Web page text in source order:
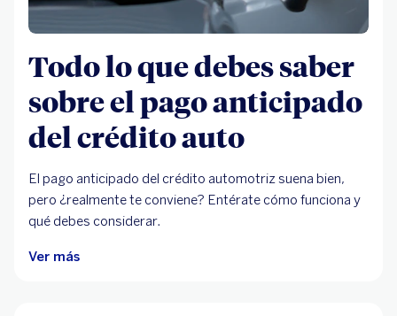
Todo lo que debes saber
sobre el pago anticipado
del crédito auto
El pago anticipado del crédito automotriz suena bien,
pero ¿realmente te conviene? Entérate cómo funciona y
qué debes considerar.
Ver más